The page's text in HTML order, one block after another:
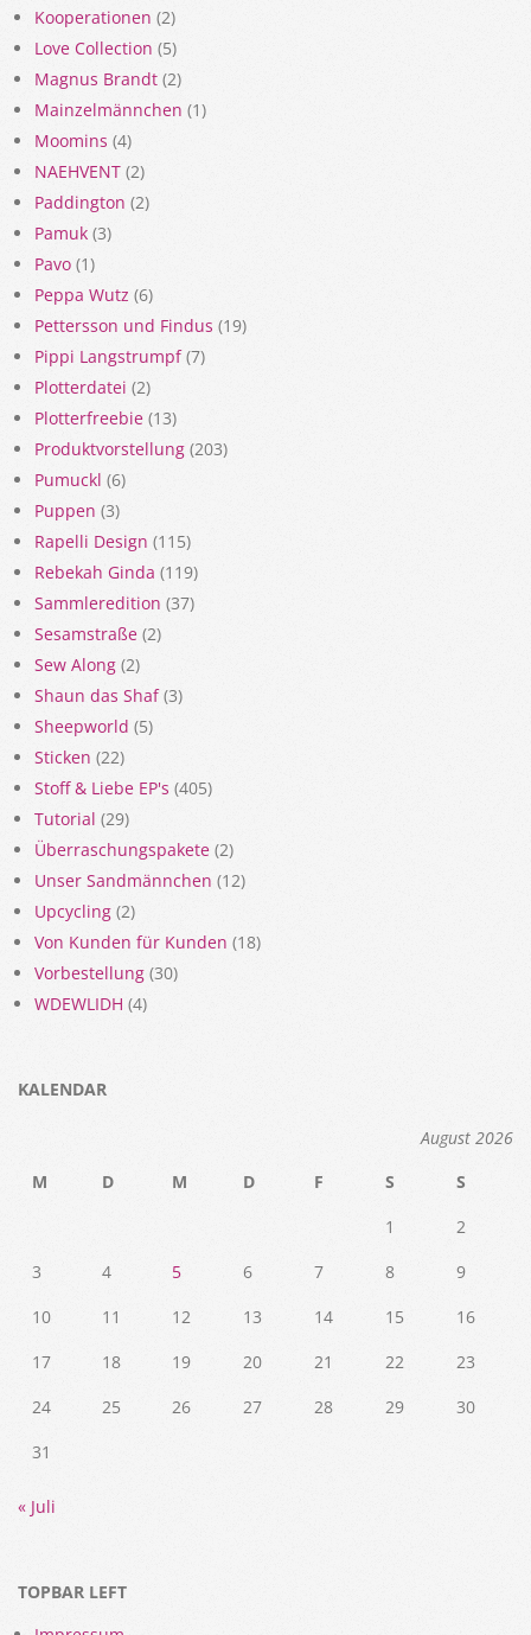
Kooperationen (2)
Love Collection (5)
Magnus Brandt (2)
Mainzelmännchen (1)
Moomins (4)
NAEHVENT (2)
Paddington (2)
Pamuk (3)
Pavo (1)
Peppa Wutz (6)
Pettersson und Findus (19)
Pippi Langstrumpf(7)
Plotterdatei (2)
Plotterfreebie (13)
Produktvorstellung (203)
Pumuckl (6)
Puppen (3)
Rapelli Design (115)
Rebekah Ginda (119)
Sammleredition (37)
Sesamstraße (2)
Sew Along (2)
Shaun das Shaf(3)
Sheepworld (5)
Sticken (22)
Stoff & Liebe EP's (405)
Tutorial (29)
Überraschungspakete (2)
Unser Sandmännchen (12)
Upcycling (2)
Von Kunden für Kunden (18)
Vorbestellung (30)
WDEWLIDH (4)
KALENDAR
August 2026
M
D M D F S
S
1
2
3
4 5 6 7 8
9
10
11 12 13 14 15
16
17
18 19 20 21 22
23
24
25 26 27 28 29
30
31
« Juli
TOPBAR LEFT